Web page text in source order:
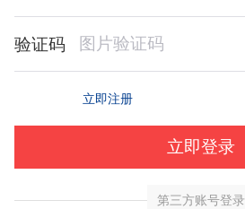
验证码
立即注册
立即登录
第三方账号登录